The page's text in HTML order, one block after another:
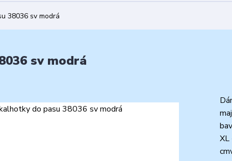
38036 sv modrá
sv modrá
XL